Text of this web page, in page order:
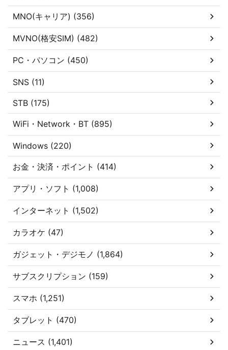
MNO(キャリア) (356)
MVNO(格安SIM) (482)
PC・パソコン (450)
SNS (11)
STB (175)
WiFi・Network・BT (895)
Windows (220)
お金・決済・ポイント (414)
アプリ・ソフト (1,008)
インターネット (1,502)
カラオケ (47)
ガジェット・デジモノ (1,864)
サブスクリプション (159)
スマホ (1,251)
タブレット (470)
ニュース (1,401)